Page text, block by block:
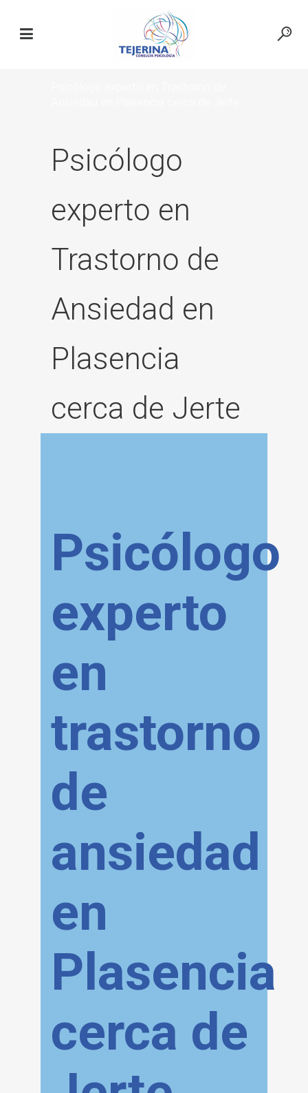
Psicólogo
experto en
Trastorno de
Ansiedad en
Plasencia
cerca de Jerte
Psicólogo
experto
en
trastorno
de
ansiedad
en
Plasencia
cerca de